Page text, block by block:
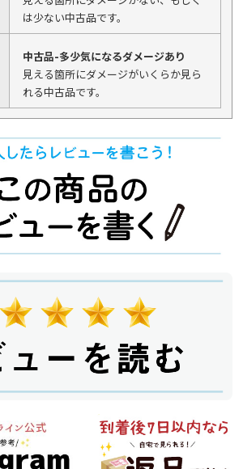
は少ない中古品です。
中古品-多少気になるダメージあり
見える箇所にダメージがいくらか見ら
れる中古品です。